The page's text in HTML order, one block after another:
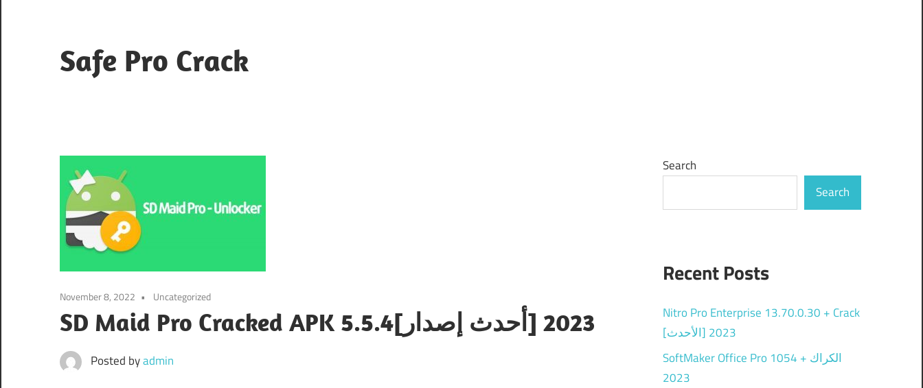
content
Safe Pro Crack
November 8, 2022 Uncategorized
SD Maid Pro Cracked APK 5.5.4[أحدث إصدار] 2023
Posted byadmin
Search
Search
Recent Posts
Nitro Pro Enterprise 13.70.0.30 + Crack
[الأحدث] 2023
SoftMaker Office Pro 1054 + الكراك
2023